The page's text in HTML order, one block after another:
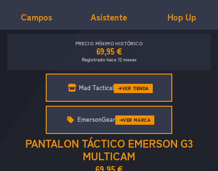
Campos Asistente Hop Up
PRECIO MÍNIMO HISTÓRICO
69,95 €
Registrado hace 12 meses
Mad Tactical VER TIENDA
PANTALON TÁCTICO EMERSON G3
MULTICAM
EmersonGear VER MARCA